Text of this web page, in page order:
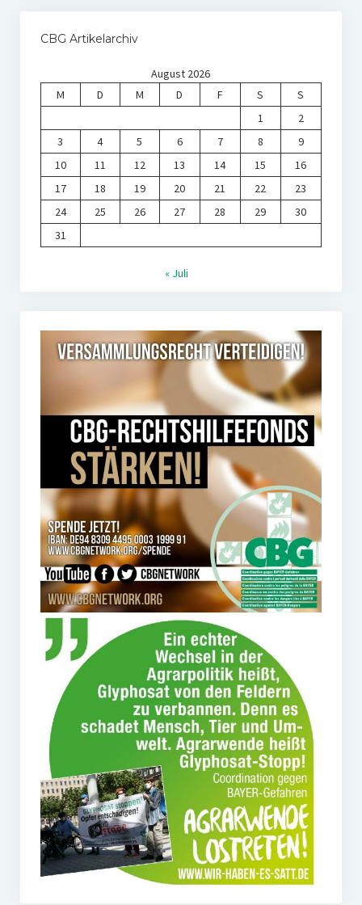
CBG Artikelarchiv
August 2026
M
D M D F S
S
1
2
3
4 5 6 7 8
9
10
11 12 13 14 15
16
17
18 19 20 21 22
23
24
25 26 27 28 29
30
31
« Juli